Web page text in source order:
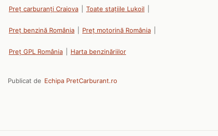
Preț carburanți Craiova Toate stațiile Lukoil
Preț benzină România Preț motorină România
Preț GPL România Harta benzinăriilor
Publicat de Echipa PretCarburant.ro